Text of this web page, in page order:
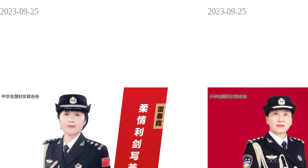
2023-09-25 2023-09-25